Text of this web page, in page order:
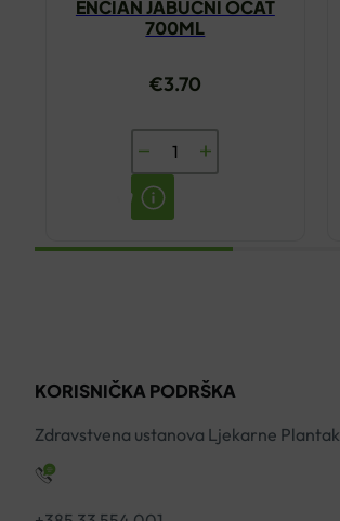
ENCIAN JABUČNI OCAT
700ML
€3.70
ENCIAN
JABUČNI
OCAT
700ML
KORISNIČKA PODRŠKA
Zdravstvena ustanova Ljekarne Plantak